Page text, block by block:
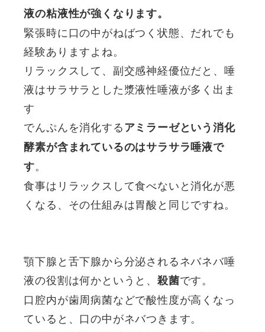
液の粘液性が強くなります。
緊張時に口の中がねばつく状態、だれでも
経験ありますよね。
リラックスして、副交感神経優位だと、唾
液はサラサラとした漿液性唾液が多く出ま
す
でんぷんを消化するアミラーゼという消化
酵素が含まれているのはサラサラ唾液で
す。
食事はリラックスして食べないと消化が悪
くなる、その仕組みは胃酸と同じですね。
顎下腺と舌下腺から分泌されるネバネバ唾
液の役割は何かというと、 殺菌です。
口腔内が歯周病菌などで酸性度が高くなっ
ていると、口の中がネバつきます。